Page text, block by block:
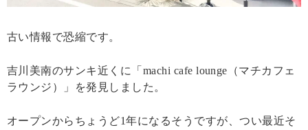
古い情報で恐縮です。
吉川美南のサンキ近くに「machi cafe lounge（マチカフェ
ラウンジ）」を発見しました。
オープンからちょうど1年になるそうですが、つい最近そ